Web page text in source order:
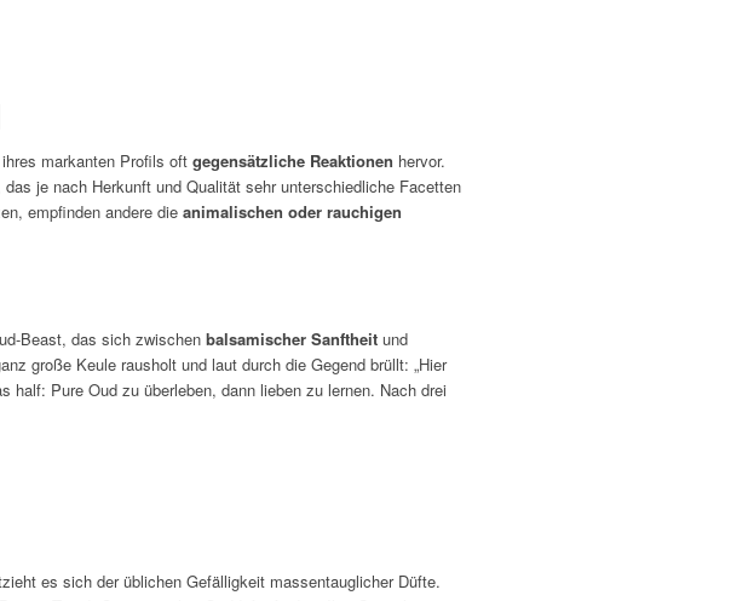
markanten Profils oft gegensätzliche Reaktionen hervor.
je nach Herkunft und Qualität sehr unterschiedliche Facetten
empfinden andere die animalischen oder rauchigen
Beast, das sich zwischen balsamischer Sanftheit und
große Keule rausholt und laut durch die Gegend brüllt: „Hier
Pure Oud zu überleben, dann lieben zu lernen. Nach drei
es sich der üblichen Gefälligkeit massentauglicher Düfte.